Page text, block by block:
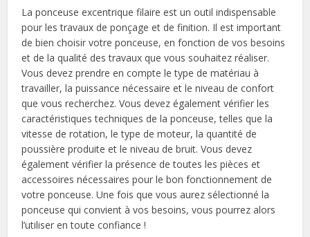
La ponceuse excentrique filaire est un outil indispensable
pour les travaux de ponçage et de finition. Il est important
de bien choisir votre ponceuse, en fonction de vos besoins
et de la qualité des travaux que vous souhaitez réaliser.
Vous devez prendre en compte le type de matériau à
travailler, la puissance nécessaire et le niveau de confort
que vous recherchez. Vous devez également vérifier les
caractéristiques techniques de la ponceuse, telles que la
vitesse de rotation, le type de moteur, la quantité de
poussière produite et le niveau de bruit. Vous devez
également vérifier la présence de toutes les pièces et
accessoires nécessaires pour le bon fonctionnement de
votre ponceuse. Une fois que vous aurez sélectionné la
ponceuse qui convient à vos besoins, vous pourrez alors
l’utiliser en toute confiance !